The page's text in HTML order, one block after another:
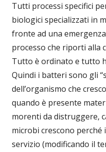
Tutti processi specifici
biologici specializzati in
fronte ad una
processo che riporti alla
Tutto è ordinato e tutto
Quindi i batteri sono gli
dell’organismo che
quando è presente
morenti da distruggere,
microbi crescono perché
servizio (modificando il